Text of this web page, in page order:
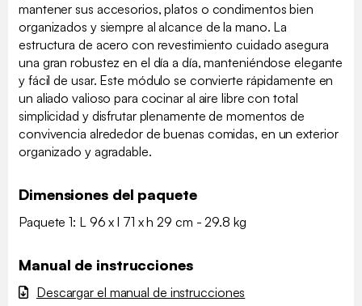
mantener sus accesorios, platos o condimentos bien
organizados y siempre al alcance de la mano. La
estructura de acero con revestimiento cuidado asegura
una gran robustez en el día a día, manteniéndose elegante
y fácil de usar. Este módulo se convierte rápidamente en
un aliado valioso para cocinar al aire libre con total
simplicidad y disfrutar plenamente de momentos de
convivencia alrededor de buenas comidas, en un exterior
organizado y agradable.
Dimensiones del paquete
Paquete 1: L 96 x l 71 x h 29 cm - 29.8 kg
Manual de instrucciones
Descargar el manual de instrucciones